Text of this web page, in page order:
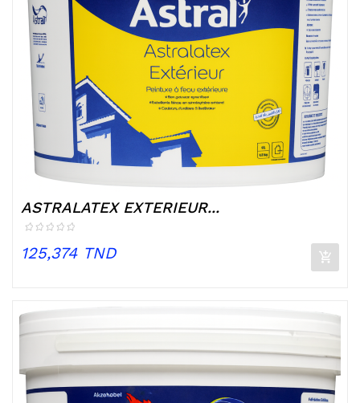
ASTRALATEX EXTERIEUR...
Prix
125,374 TND